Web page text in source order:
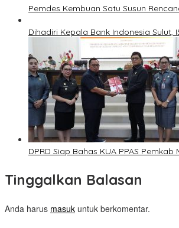
Pemdes Kembuan Satu Susun
Dihadiri Kepala Bank Indonesia Sulut,
DPRD Siap Bahas KUA PPAS Pemkab
Tinggalkan Balasan
Anda harus masuk untuk berkomentar.